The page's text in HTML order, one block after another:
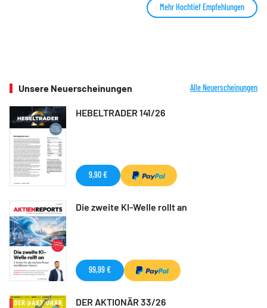
Mehr Hochtief Empfehlungen
Unsere Neuerscheinungen Alle Neuerscheinungen
HEBELTRADER 141/26
9,90 €
Die zweite KI-Welle rollt an
99,99 €
DER AKTIONÄR 33/26